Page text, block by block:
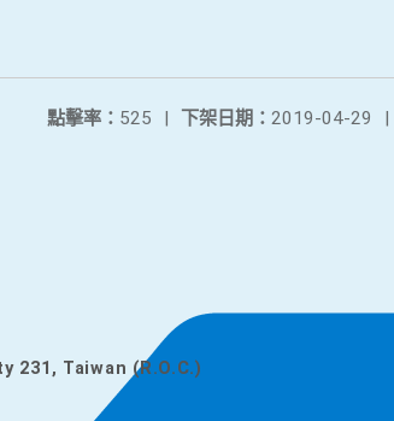
下架日期： 2019-04-29 |
點擊率： 525 |
231, Taiwan (R.O.C.)